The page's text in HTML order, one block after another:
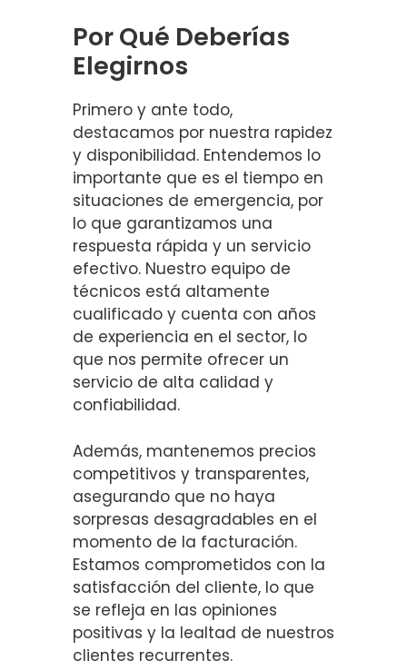
Por Qué Deberías
Elegirnos
Primero y ante todo,
destacamos por nuestra rapidez
y disponibilidad. Entendemos lo
importante que es el tiempo en
situaciones de emergencia, por
lo que garantizamos una
respuesta rápida y un servicio
efectivo. Nuestro equipo de
técnicos está altamente
cualificado y cuenta con años
de experiencia en el sector, lo
que nos permite ofrecer un
servicio de alta calidad y
confiabilidad.
Además, mantenemos precios
competitivos y transparentes,
asegurando que no haya
sorpresas desagradables en el
momento de la facturación.
Estamos comprometidos con la
satisfacción del cliente, lo que
se refleja en las opiniones
positivas y la lealtad de nuestros
clientes recurrentes.